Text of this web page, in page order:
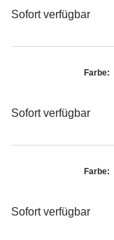
Sofort verfügbar
Farbe:
Sofort verfügbar
Farbe:
Sofort verfügbar